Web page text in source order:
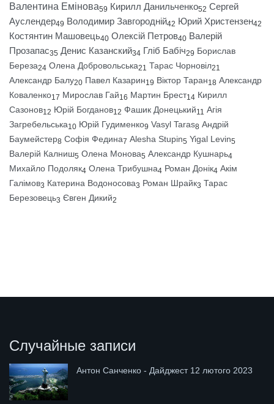
Валентина Емінова59 Кирилл Данильченко52 Сергей
Ауслендер49 Володимир Завгородній42 Юрий Христензен42
Костянтин Машовець40 Олексій Петров40 Валерій
Прозапас35 Денис Казанский34 Гліб Бабіч29 Борислав
Береза24 Олена Добровольська21 Тарас Чорновіл21
Александр Балу20 Павел Казарин19 Віктор Таран18 Александр
Коваленко17 Мирослав Гай16 Мартин Брест14 Кирилл
Сазонов12 Юрій Богданов12 Фашик Донецький11 Агія
Загребельська10 Юрій Гудименко9 Vasyl Taras8 Андрій
Баумейстер8 Софія Федина7 Alesha Stupin5 Yigal Levin5
Валерій Калниш5 Олена Монова5 Александр Кушнарь4
Михайло Подоляк4 Олена Трибушна4 Роман Донік4 Акім
Галімов3 Катерина Водоносова3 Роман Шрайк3 Тарас
Березовець3 Євген Дикий2
Случайные записи
Антон Санченко - Дайджест 12 лютого 2023